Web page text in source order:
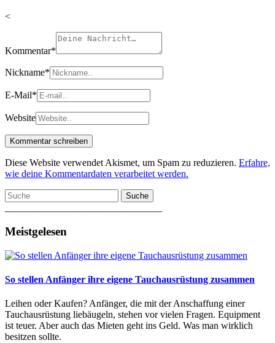
<
Kommentar*
Nickname*
E-Mail*
Website
Diese Website verwendet Akismet, um Spam zu reduzieren. Erfahre,
wie deine Kommentardaten verarbeitet werden.
Suche
Meistgelesen
So stellen Anfänger ihre eigene Tauchausrüstung zusammen
Leihen oder Kaufen? Anfänger, die mit der Anschaffung einer
Tauchausrüstung liebäugeln, stehen vor vielen Fragen. Equipment
ist teuer. Aber auch das Mieten geht ins Geld. Was man wirklich
besitzen sollte.